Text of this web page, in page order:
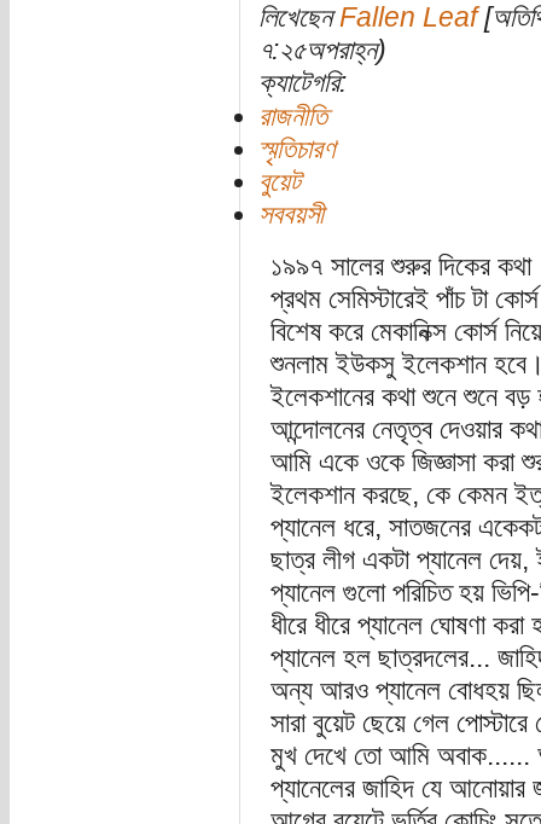
লিখেছেনFallen Leaf
৭:২৫অপরাহ্ন)
ক্যাটেগরি:
রাজনীতি
স্মৃতিচারণ
বুয়েট
সববয়সী
১৯৯৭ সালের শুরুর দিকের
প্রথম সেমিস্টারেই পাঁচ টা
বিশেষ করে মেকানিক্স কোর্স
শুনলাম ইউকসু ইলেকশান
ইলেকশানের কথা শুনে শুনে বড়
আন্দোলনের নেতৃত্ব দেওয়ার
আমি একে ওকে জিজ্ঞাসা করা
ইলেকশান করছে, কে কেমন
প্যানেল ধরে, সাতজনের
ছাত্র লীগ একটা প্যানেল
প্যানেল গুলো পরিচিত হয়
ধীরে ধীরে প্যানেল ঘোষণা
প্যানেল হল ছাত্রদলের...
অন্য আরও প্যানেল বোধহয়
সারা বুয়েট ছেয়ে গেল
মুখ দেখে তো আমি অবাক......
প্যানেলের জাহিদ যে